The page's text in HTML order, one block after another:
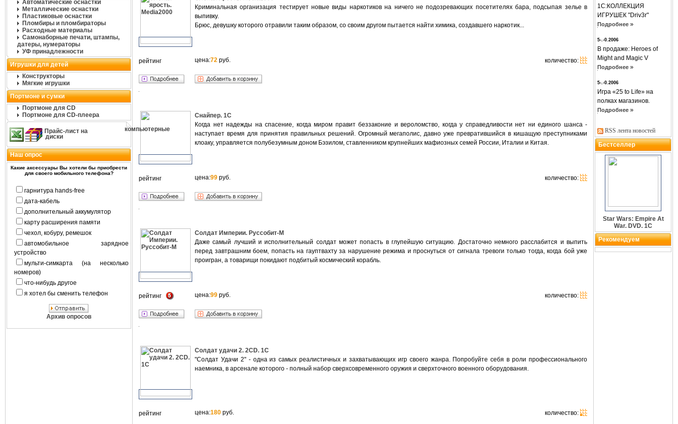
Автоматические оснастки
Металлические оснастки
Пластиковые оснастки
Пломбиры и пломбираторы
Расходные материалы
Самонаборные печати, штампы,
датеры, нумераторы
УФ принадлежности
Игрушки для детей
Конструкторы
Мягкие игрушки
Портмоне и сумки
Портмоне для CD
Портмоне для CD-плеера
Прайс-лист на
компьютерные
диски
Наш опрос
Какие аксессуары Вы хотели бы приобрести
для своего мобильного телефона?
гарнитура hands-free
дата-кабель
дополнительный аккумулятор
карту расширения памяти
чехол, кобуру, ремешок
автомобильное зарядное
устройство
мульти-симкарта (на несколько
номеров)
что-нибудь другое
я хотел бы сменить телефон
Архив опросов
Криминальная организация тестирует новые виды наркотиков на ничего не подозревающих посетителях бара, подсыпая зелье в
выпивку.
Брюс, девушку которого отравили таким образом, со своим другом пытается найти химика, создавшего наркотик...
рейтинг цена:72 руб. количество:
Снайпер. 1С
Когда нет надежды на спасение, когда миром правит беззаконие и вероломство, когда у справедливости нет ни единого шанса -
наступает время для принятия правильных решений. Огромный мегаполис, давно уже превратившийся в кишащую преступниками
клоаку, управляется полубезумным доном Бэзилом, ставленником крупнейших мафиозных семей России, Италии и Китая.
рейтинг цена:99 руб. количество:
Солдат Империи. Руссобит-М
Даже самый лучший и исполнительный солдат может попасть в глупейшую ситуацию. Достаточно немного расслабится и выпить
перед завтрашним боем, попасть на гауптвахту за нарушение режима и проснуться от сигнала тревоги только тогда, когда бой уже
проигран, а товарищи покидают подбитый космический корабль.
рейтинг цена:99 руб. количество:
Солдат удачи 2. 2CD. 1C
"Солдат Удачи 2" - одна из самых реалистичных и захватывающих игр своего жанра. Попробуйте себя в роли профессионального
наемника, в арсенале которого - полный набор сверхсовременного оружия и сверхточного военного оборудования.
рейтинг цена:180 руб. количество:
1С:КОЛЛЕКЦИЯ
ИГРУШЕК "Driv3r"
Подробнее »
5-.-0.2006
В продаже: Hеroes of
Might and Magic V
Подробнее »
5-.-0.2006
Игра «25 to Life» на
полках магазинов.
Подробнее »
RSS лента новостей
Бестселлер
Star Wars: Empire At
War. DVD. 1C
Рекомендуем